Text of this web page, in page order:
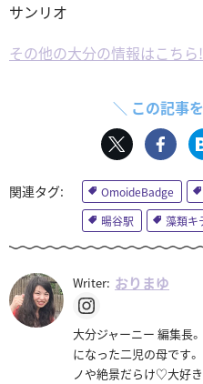
サンリオ
その他の大分の情報はこちら!
＼ この記事
OmoideBadge
暘谷駅
藻類キ
Writer: おりまゆ
大分ジャーニー 編集長
になった二児の母です
ノや絶景だらけ♡大好